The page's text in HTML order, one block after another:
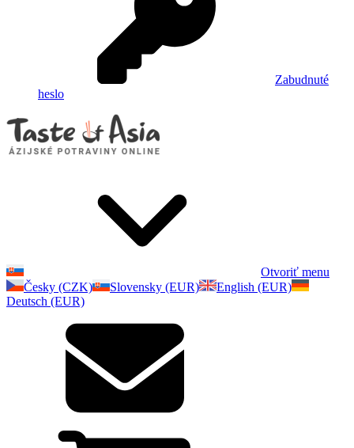
Zabudnuté
heslo
Otvoriť menu
Česky (CZK)
Slovensky (EUR)
English (EUR)
Deutsch (EUR)